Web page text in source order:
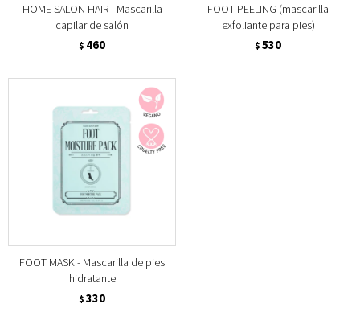
HOME SALON HAIR - Mascarilla
capilar de salón
$ 460
FOOT PEELING (mascarilla
exfoliante para pies)
$ 530
FOOT MASK - Mascarilla de pies
hidratante
$ 330